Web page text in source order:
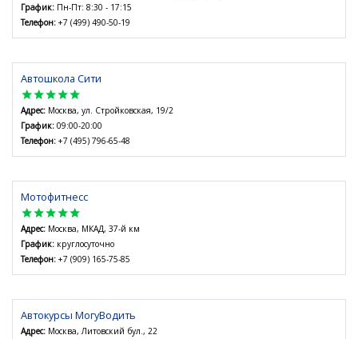
График: Пн-Пт: 8:30 - 17:15
Телефон: +7 (499) 490-50-19
Автошкола Сити
star
star
star
star
star
Адрес: Москва, ул. Стройковская, 19/2
График: 09:00-20:00
Телефон: +7 (495) 796-65-48
Мотофитнесс
star
star
star
star
star
Адрес: Москва, МКАД, 37-й км
График: круглосуточно
Телефон: +7 (909) 165-75-85
Автокурсы МогуВодить
Адрес: Москва, Литовский бул., 22